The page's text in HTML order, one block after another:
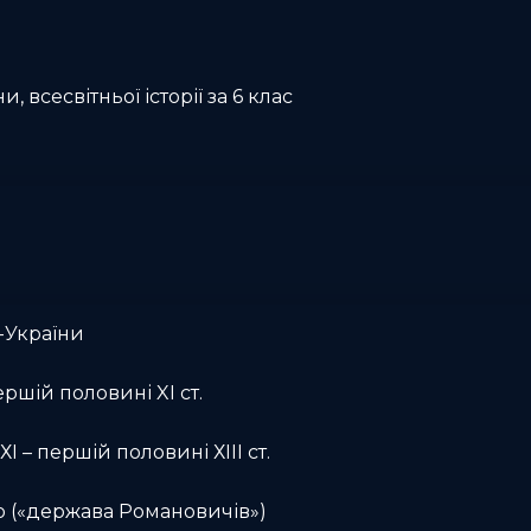
всесвітньої історії за 6 клас
половині XI ст.
– першій половині ХІІІ ст.
(«держава Романовичів»)